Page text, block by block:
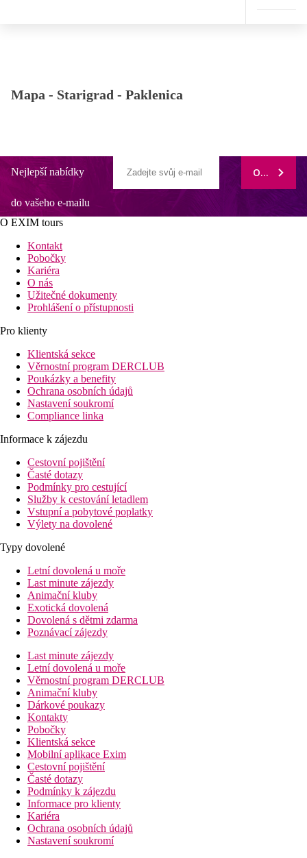
Mapa - Starigrad - Paklenica
Nejlepší nabídky
do vašeho e-mailu
ODEBÍRAT
O EXIM tours
Kontakt
Pobočky
Kariéra
O nás
Užitečné dokumenty
Prohlášení o přístupnosti
Pro klienty
Klientská sekce
Věrnostní program DERCLUB
Poukázky a benefity
Ochrana osobních údajů
Nastavení soukromí
Compliance linka
Informace k zájezdu
Cestovní pojištění
Časté dotazy
Podmínky pro cestující
Služby k cestování letadlem
Vstupní a pobytové poplatky
Výlety na dovolené
Typy dovolené
Letní dovolená u moře
Last minute zájezdy
Animační kluby
Exotická dovolená
Dovolená s dětmi zdarma
Poznávací zájezdy
Last minute zájezdy
Letní dovolená u moře
Věrnostní program DERCLUB
Animační kluby
Dárkové poukazy
Kontakty
Pobočky
Klientská sekce
Mobilní aplikace Exim
Cestovní pojištění
Časté dotazy
Podmínky k zájezdu
Informace pro klienty
Kariéra
Ochrana osobních údajů
Nastavení soukromí